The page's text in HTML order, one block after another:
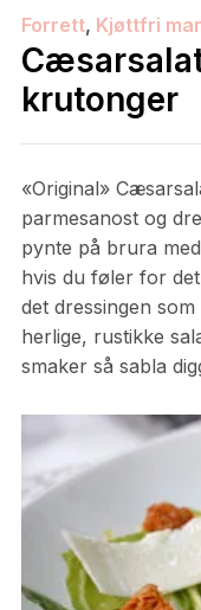
Forrett, Kjøttfri
krutonger
«Original»
parmesanost og
pynte på brura
hvis du føler for
det dressingen
herlige, rustikke
smaker så sabla